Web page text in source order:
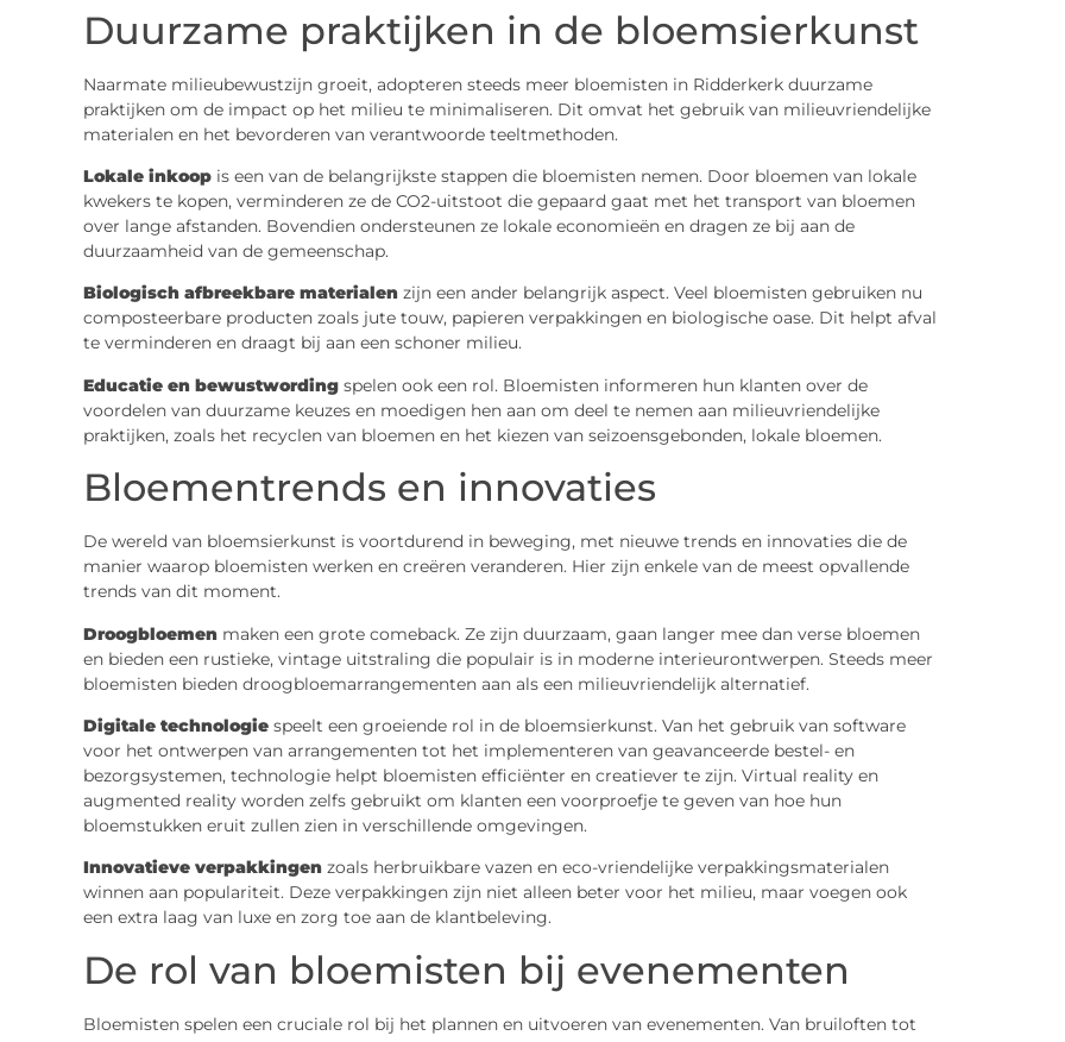
Duurzame praktijken in de bloemsierkunst
Naarmate milieubewustzijn groeit, adopteren steeds meer bloemisten in Ridderkerk duurzame
praktijken om de impact op het milieu te minimaliseren. Dit omvat het gebruik van milieuvriendelijke
materialen en het bevorderen van verantwoorde teeltmethoden.
Lokale inkoopis een van de belangrijkste stappen die bloemisten nemen. Door bloemen van lokale
kwekers te kopen, verminderen ze de CO2-uitstoot die gepaard gaat met het transport van bloemen
over lange afstanden. Bovendien ondersteunen ze lokale economieën en dragen ze bij aan de
duurzaamheid van de gemeenschap.
Biologisch afbreekbare materialenzijn een ander belangrijk aspect. Veel bloemisten gebruiken nu
composteerbare producten zoals jute touw, papieren verpakkingen en biologische oase. Dit helpt afval
te verminderen en draagt bij aan een schoner milieu.
Educatie en bewustwordingspelen ook een rol. Bloemisten informeren hun klanten over de
voordelen van duurzame keuzes en moedigen hen aan om deel te nemen aan milieuvriendelijke
praktijken, zoals het recyclen van bloemen en het kiezen van seizoensgebonden, lokale bloemen.
Bloementrends en innovaties
De wereld van bloemsierkunst is voortdurend in beweging, met nieuwe trends en innovaties die de
manier waarop bloemisten werken en creëren veranderen. Hier zijn enkele van de meest opvallende
trends van dit moment.
Droogbloemenmaken een grote comeback. Ze zijn duurzaam, gaan langer mee dan verse bloemen
en bieden een rustieke, vintage uitstraling die populair is in moderne interieurontwerpen. Steeds meer
bloemisten bieden droogbloemarrangementen aan als een milieuvriendelijk alternatief.
Digitale technologiespeelt een groeiende rol in de bloemsierkunst. Van het gebruik van software
voor het ontwerpen van arrangementen tot het implementeren van geavanceerde bestel- en
bezorgsystemen, technologie helpt bloemisten efficiënter en creatiever te zijn. Virtual reality en
augmented reality worden zelfs gebruikt om klanten een voorproefje te geven van hoe hun
bloemstukken eruit zullen zien in verschillende omgevingen.
Innovatieve verpakkingenzoals herbruikbare vazen en eco-vriendelijke verpakkingsmaterialen
winnen aan populariteit. Deze verpakkingen zijn niet alleen beter voor het milieu, maar voegen ook
een extra laag van luxe en zorg toe aan de klantbeleving.
De rol van bloemisten bij evenementen
Bloemisten spelen een cruciale rol bij het plannen en uitvoeren van evenementen. Van bruiloften tot